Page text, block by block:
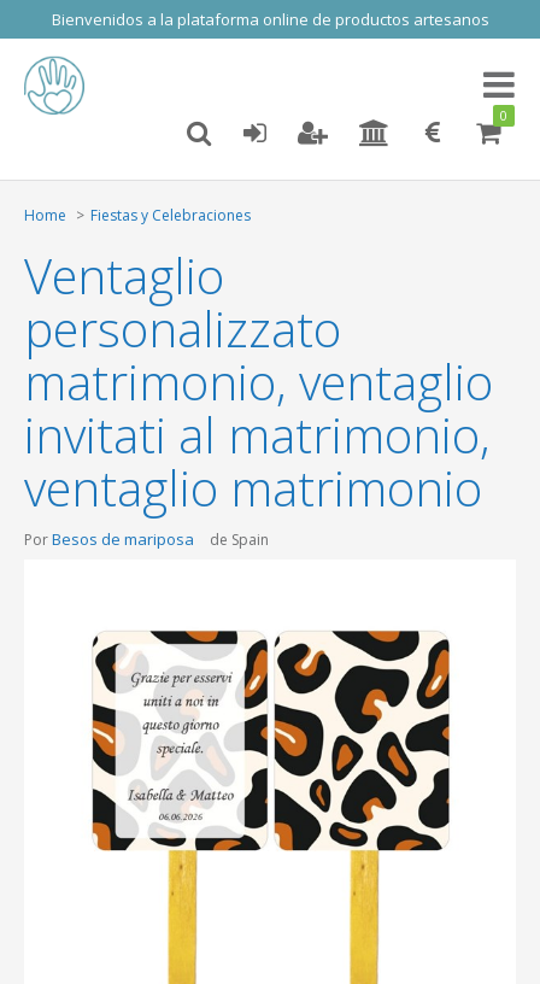
Bienvenidos a la plataforma online de productos artesanos
Toggle
0
Home Fiestas y Celebraciones
Ventaglio
personalizzato
matrimonio, ventaglio
invitati al matrimonio,
ventaglio matrimonio
PorBesos de mariposa de Spain